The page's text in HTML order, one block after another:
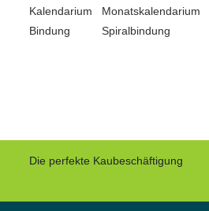
Kalendarium
Monatskalendarium
Bindung
Spiralbindung
Die perfekte Kaubeschäftigung